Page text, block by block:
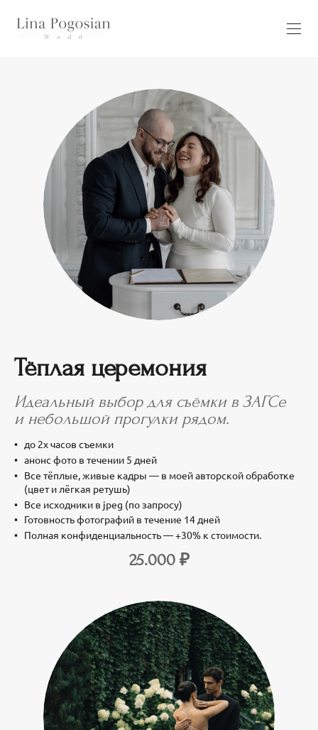
Тёплая церемония
Идеальный выбор для съёмки в ЗАГСе
и небольшой прогулки рядом.
до 2х часов съемки
анонс фото в течении 5 дней
Все тёплые, живые кадры — в моей авторской обработке
(цвет и лёгкая ретушь)
Все исходники в jpeg (по запросу)
Готовность фотографий в течение 14 дней
Полная конфиденциальность — +30% к стоимости.
25.000 ₽